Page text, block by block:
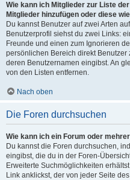
Wie kann ich Mitglieder zur Liste
Mitglieder hinzufügen oder diese
Du kannst Benutzer auf zwei Arten
Benutzerprofil siehst du zwei Links:
Freunde und einen zum Ignorieren
persönlichen Bereich direkt
deren Benutzernamen eingibst. An
von den Listen entfernen.
Nach oben
Die Foren durchsuchen
Wie kann ich ein Forum oder
Du kannst die Foren durchsuchen,
eingibst, die du in der Foren-
Erweiterte Suchmöglichkeiten
Link anklickst, der von jeder Seite